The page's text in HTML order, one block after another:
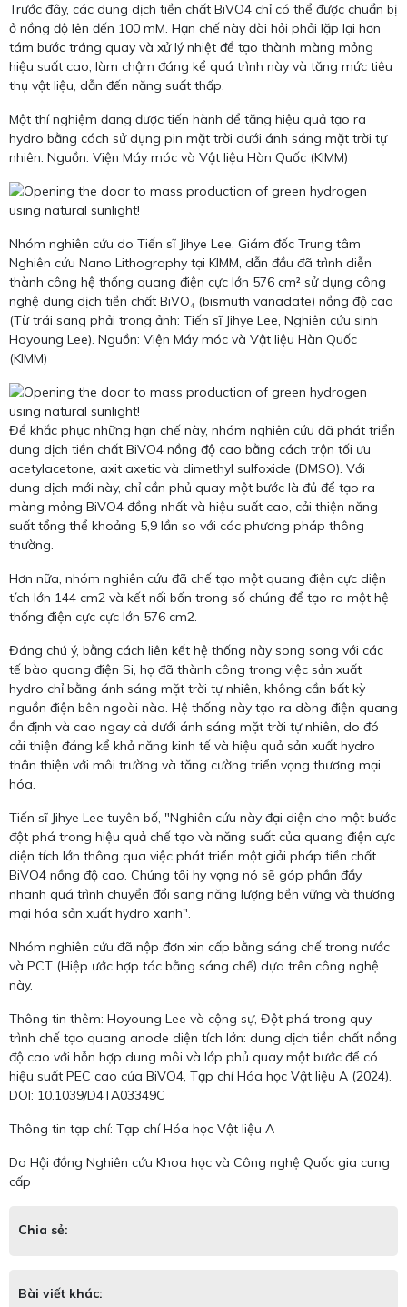
Trước đây, các dung dịch tiền chất BiVO4 chỉ có thể được chuẩn bị
ở nồng độ lên đến 100 mM. Hạn chế này đòi hỏi phải lặp lại hơn
tám bước tráng quay và xử lý nhiệt để tạo thành màng mỏng
hiệu suất cao, làm chậm đáng kể quá trình này và tăng mức tiêu
thụ vật liệu, dẫn đến năng suất thấp.
Một thí nghiệm đang được tiến hành để tăng hiệu quả tạo ra
hydro bằng cách sử dụng pin mặt trời dưới ánh sáng mặt trời tự
nhiên. Nguồn: Viện Máy móc và Vật liệu Hàn Quốc (KIMM)
Nhóm nghiên cứu do Tiến sĩ Jihye Lee, Giám đốc Trung tâm
Nghiên cứu Nano Lithography tại KIMM, dẫn đầu đã trình diễn
thành công hệ thống quang điện cực lớn 576 cm² sử dụng công
nghệ dung dịch tiền chất BiVO₄ (bismuth vanadate) nồng độ cao
(Từ trái sang phải trong ảnh: Tiến sĩ Jihye Lee, Nghiên cứu sinh
Hoyoung Lee). Nguồn: Viện Máy móc và Vật liệu Hàn Quốc
(KIMM)
Để khắc phục những hạn chế này, nhóm nghiên cứu đã phát triển
dung dịch tiền chất BiVO4 nồng độ cao bằng cách trộn tối ưu
acetylacetone, axit axetic và dimethyl sulfoxide (DMSO). Với
dung dịch mới này, chỉ cần phủ quay một bước là đủ để tạo ra
màng mỏng BiVO4 đồng nhất và hiệu suất cao, cải thiện năng
suất tổng thể khoảng 5,9 lần so với các phương pháp thông
thường.
Hơn nữa, nhóm nghiên cứu đã chế tạo một quang điện cực diện
tích lớn 144 cm2 và kết nối bốn trong số chúng để tạo ra một hệ
thống điện cực cực lớn 576 cm2.
Đáng chú ý, bằng cách liên kết hệ thống này song song với các
tế bào quang điện Si, họ đã thành công trong việc sản xuất
hydro chỉ bằng ánh sáng mặt trời tự nhiên, không cần bất kỳ
nguồn điện bên ngoài nào. Hệ thống này tạo ra dòng điện quang
ổn định và cao ngay cả dưới ánh sáng mặt trời tự nhiên, do đó
cải thiện đáng kể khả năng kinh tế và hiệu quả sản xuất hydro
thân thiện với môi trường và tăng cường triển vọng thương mại
hóa.
Tiến sĩ Jihye Lee tuyên bố, "Nghiên cứu này đại diện cho một bước
đột phá trong hiệu quả chế tạo và năng suất của quang điện cực
diện tích lớn thông qua việc phát triển một giải pháp tiền chất
BiVO4 nồng độ cao. Chúng tôi hy vọng nó sẽ góp phần đẩy
nhanh quá trình chuyển đổi sang năng lượng bền vững và thương
mại hóa sản xuất hydro xanh".
Nhóm nghiên cứu đã nộp đơn xin cấp bằng sáng chế trong nước
và PCT (Hiệp ước hợp tác bằng sáng chế) dựa trên công nghệ
này.
Thông tin thêm: Hoyoung Lee và cộng sự, Đột phá trong quy
trình chế tạo quang anode diện tích lớn: dung dịch tiền chất nồng
độ cao với hỗn hợp dung môi và lớp phủ quay một bước để có
hiệu suất PEC cao của BiVO4, Tạp chí Hóa học Vật liệu A (2024).
DOI: 10.1039/D4TA03349C
Thông tin tạp chí: Tạp chí Hóa học Vật liệu A
Do Hội đồng Nghiên cứu Khoa học và Công nghệ Quốc gia cung
cấp
Chia sẻ:
Bài viết khác: